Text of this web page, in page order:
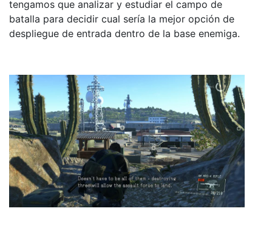
tengamos que analizar y estudiar el campo de
batalla para decidir cual sería la mejor opción de
despliegue de entrada dentro de la base enemiga.